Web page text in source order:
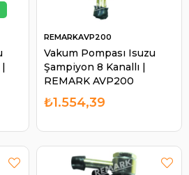
|
Vakum Pompası Isuzu
Şampiyon 8 Kanallı |
REMARK AVP200
REMARKAVP200
₺1.554,39